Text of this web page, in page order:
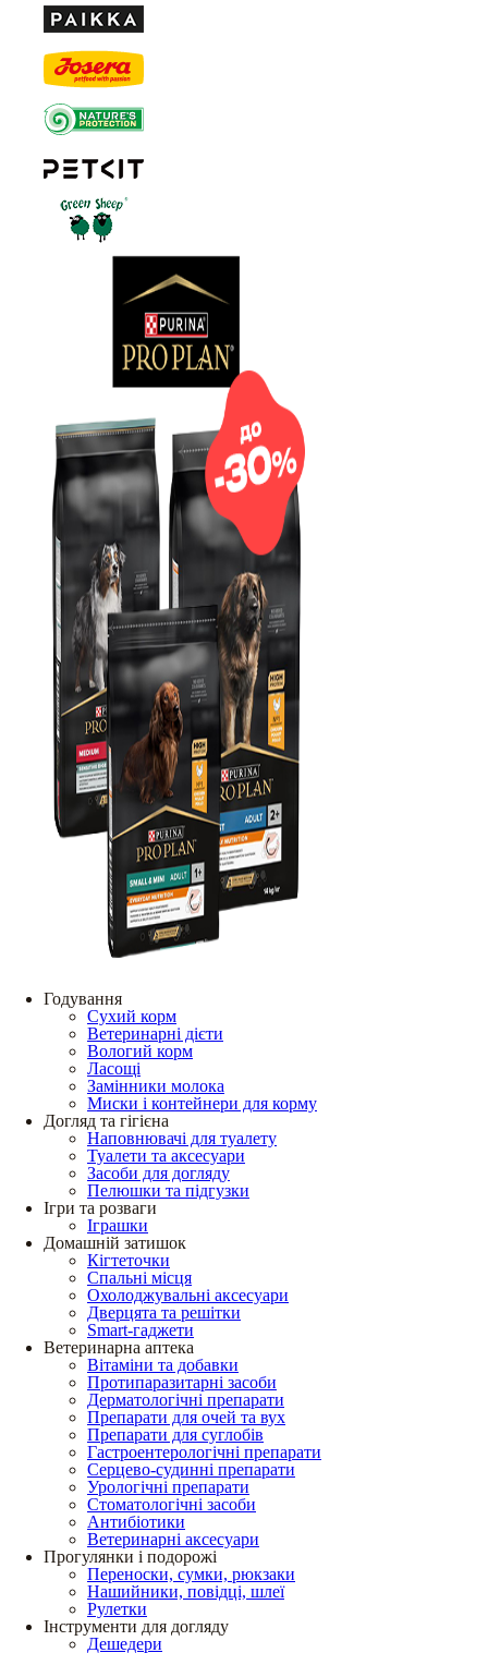
Годування
Сухий корм
Ветеринарні дієти
Вологий корм
Ласощі
Замінники молока
Миски і контейнери для корму
Догляд та гігієна
Наповнювачі для туалету
Туалети та аксесуари
Засоби для догляду
Пелюшки та підгузки
Ігри та розваги
Іграшки
Домашній затишок
Кігтеточки
Спальні місця
Охолоджувальні аксесуари
Дверцята та решітки
Smart-гаджети
Ветеринарна аптека
Вітаміни та добавки
Протипаразитарні засоби
Дерматологічні препарати
Препарати для очей та вух
Препарати для суглобів
Гастроентерологічні препарати
Серцево-судинні препарати
Урологічні препарати
Стоматологічні засоби
Антибіотики
Ветеринарні аксесуари
Прогулянки і подорожі
Переноски, сумки, рюкзаки
Нашийники, повідці, шлеї
Рулетки
Інструменти для догляду
Дешедери